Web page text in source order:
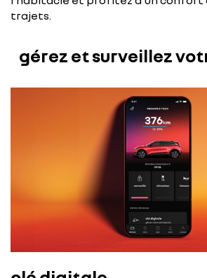
trajets.
gérez et surveillez